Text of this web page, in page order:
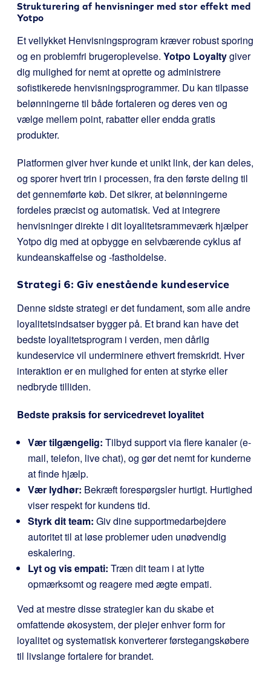
Strukturering af henvisninger med stor effekt med
Yotpo
Et vellykket Henvisningsprogram kræver robust sporing
og en problemfri brugeroplevelse. Yotpo Loyaltygiver
dig mulighed for nemt at oprette og administrere
sofistikerede henvisningsprogrammer. Du kan tilpasse
belønningerne til både fortaleren og deres ven og
vælge mellem point, rabatter eller endda gratis
produkter.
Platformen giver hver kunde et unikt link, der kan deles,
og sporer hvert trin i processen, fra den første deling til
det gennemførte køb. Det sikrer, at belønningerne
fordeles præcist og automatisk. Ved at integrere
henvisninger direkte i dit loyalitetsrammeværk hjælper
Yotpo dig med at opbygge en selvbærende cyklus af
kundeanskaffelse og -fastholdelse.
Strategi 6: Giv enestående kundeservice
Denne sidste strategi er det fundament, som alle andre
loyalitetsindsatser bygger på. Et brand kan have det
bedste loyalitetsprogram i verden, men dårlig
kundeservice vil underminere ethvert fremskridt. Hver
interaktion er en mulighed for enten at styrke eller
nedbryde tilliden.
Bedste praksis for servicedrevet loyalitet
Vær tilgængelig: Tilbyd support via flere kanaler (e-
mail, telefon, live chat), og gør det nemt for kunderne
at finde hjælp.
Vær lydhør: Bekræft forespørgsler hurtigt. Hurtighed
viser respekt for kundens tid.
Styrk dit team: Giv dine supportmedarbejdere
autoritet til at løse problemer uden unødvendig
eskalering.
Lyt og vis empati: Træn dit team i at lytte
opmærksomt og reagere med ægte empati.
Ved at mestre disse strategier kan du skabe et
omfattende økosystem, der plejer enhver form for
loyalitet og systematisk konverterer førstegangskøbere
til livslange fortalere for brandet.